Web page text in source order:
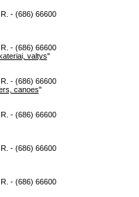
- (686) 66600
- (686) 66600
valtys"
- (686) 66600
canoes"
- (686) 66600
- (686) 66600
- (686) 66600